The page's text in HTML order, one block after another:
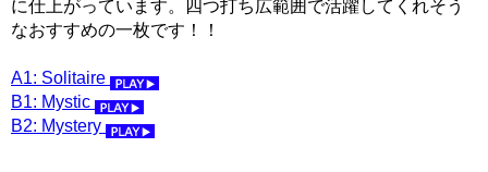
に仕上がっています。四つ打ち広範囲で活躍してくれそう
なおすすめの一枚です！！
A1: Solitaire
B1: Mystic
B2: Mystery